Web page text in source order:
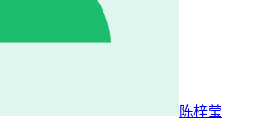
陈梓莹